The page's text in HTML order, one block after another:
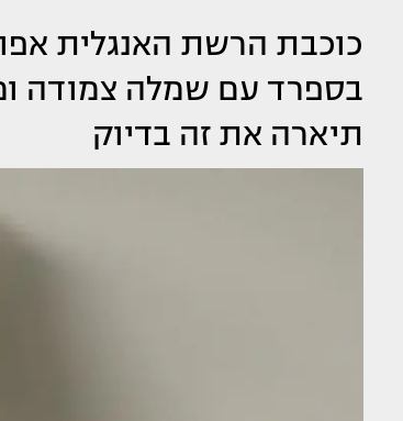
כוכבת הרשת האנגלית
בספרד עם שמלה צמודה
תיארה את זה בדיוק